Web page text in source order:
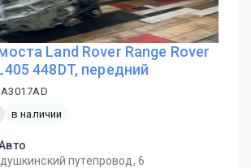
Land Rover Range Rover
448DT, передний
в наличии
путепровод, 6